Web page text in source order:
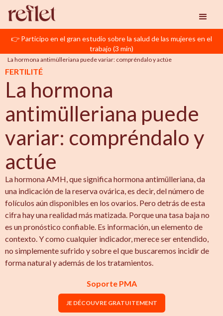
👉 Participo en el gran estudio sobre la salud de las mujeres en el
trabajo (3 min)
Reproducción Asistida
La hormona antimülleriana puede variar: compréndalo y actúe
FERTILITÉ
La hormona
antimülleriana puede
variar: compréndalo y
actúe
La hormona AMH, que significa hormona antimülleriana, da
una indicación de la reserva ovárica, es decir, del número de
folículos aún disponibles en los ovarios. Pero detrás de esta
cifra hay una realidad más matizada. Porque una tasa baja no
es un pronóstico confiable. Es información, un elemento de
contexto. Y como cualquier indicador, merece ser entendido,
no simplemente sufrido y sobre el que buscaremos incidir de
forma natural y además de los tratamientos.
Soporte PMA
JE DÉCOUVRE GRATUITEMENT